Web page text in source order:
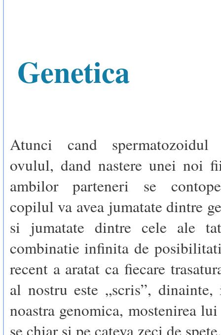
Genetica
Atunci cand spermatozoidul
ovulul, dand nastere unei noi
ambilor parteneri se
copilul va avea jumatate dintre
si jumatate dintre cele ale
combinatie infinita de
recent a aratat ca fiecare
al nostru este „scris”,
noastra genomica, mostenirea
se chiar si pe cateva zeci de spete.